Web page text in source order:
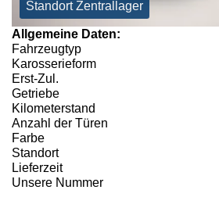
Standort Zentrallager
Allgemeine Daten:
Fahrzeugtyp
Karosserieform
Erst-Zul.
Getriebe
Kilometerstand
Anzahl der Türen
Farbe
Standort
Lieferzeit
Unsere Nummer